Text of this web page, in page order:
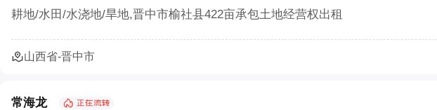
耕地/水田/水浇地/旱地,晋中市榆社县422亩承包土地经营权出租
山西省-晋中市
常海龙